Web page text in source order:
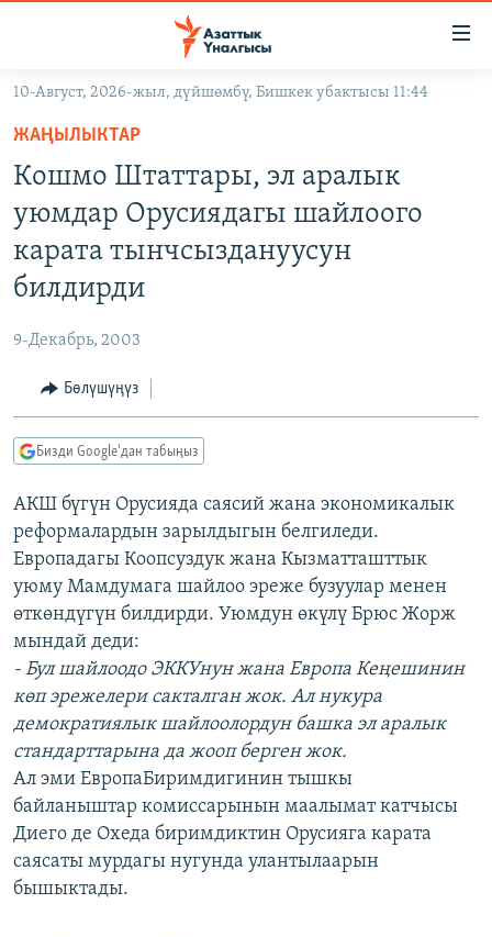
Навигацияга
өтүңүз
Издөөгө
салыңыз
АТАЙЫН ИЛИКТӨӨ
БҮГҮН АЗАТТЫКТА
ЭКСПЕРТТЕР ТАЛДАЙТ
БИЗ ЖАНА ДҮЙНӨ
ЭЖЕ-СИҢДИЛЕР
АЗАТТЫК+
ЫҢГАЙСЫЗ СУРООЛОР
ПОДКАСТ
ӨЗГӨЧӨ ПИКИР
Русский
ОНЛАЙН ШЕРИНЕ
ЭЕ/АРнун бардык сайттары
10-Август, 2026-жыл, дүйшөмбү, Бишкек убактысы 11:44
ЖАҢЫЛЫКТАР
Кошмо Штаттары, эл аралык
уюмдар Орусиядагы шайлоого
карата тынчсыздануусун
билдирди
9-Декабрь, 2003
Бөлүшүңүз
Бизди Google'дан табыңыз
АКШ бүгүн Орусияда саясий жана экономикалык
реформалардын зарылдыгын белгиледи.
Европадагы Коопсуздук жана Кызматташттык
уюму Мамдумага шайлоо эреже бузуулар менен
өткөндүгүн билдирди. Уюмдун өкүлү Брюс Жорж
мындай деди:
- Бул шайлоодо ЭККУнун жана Европа Кеңешинин
көп эрежелери сакталган жок. Ал нукура
демократиялык шайлоолордун башка эл аралык
стандарттарына да жооп берген жок.
Ал эми ЕвропаБиримдигинин тышкы
байланыштар комиссарынын маалымат катчысы
Диего де Охеда биримдиктин Орусияга карата
саясаты мурдагы нугунда улантылаарын
бышыктады.